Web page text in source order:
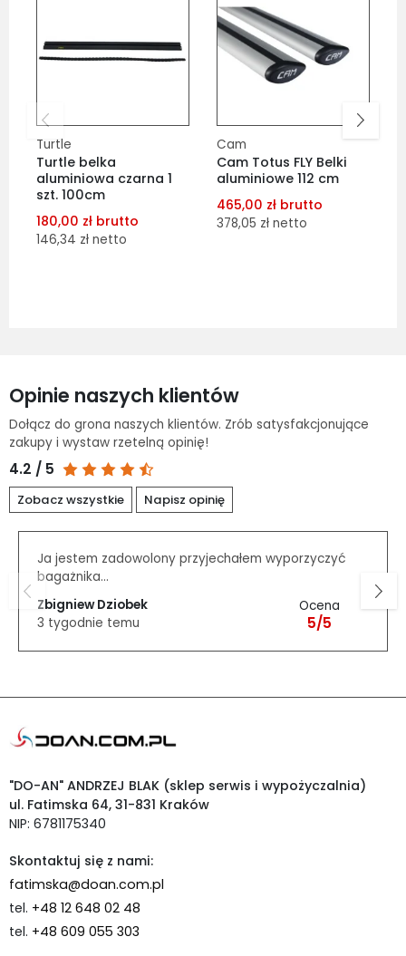
Turtle
Turtle belka
aluminiowa czarna 1
szt. 100cm
180,00 zł brutto
146,34 zł netto
Cam
Cam Totus FLY Belki
aluminiowe 112 cm
465,00 zł brutto
378,05 zł netto
Opinie naszych klientów
Dołącz do grona naszych klientów. Zrób satysfakcjonujące
zakupy i wystaw rzetelną opinię!
4.2 / 5
Zobacz wszystkie Napisz opinię
Ja jestem zadowolony przyjechałem wyporzyczyć
bagażnika...
Zbigniew Dziobek
3 tygodnie temu
Ocena
5/5
"DO-AN" ANDRZEJ BLAK (sklep serwis i wypożyczalnia)
ul. Fatimska 64, 31-831 Kraków
NIP: 6781175340
Skontaktuj się z nami:
fatimska@doan.com.pl
tel. +48 12 648 02 48
tel. +48 609 055 303